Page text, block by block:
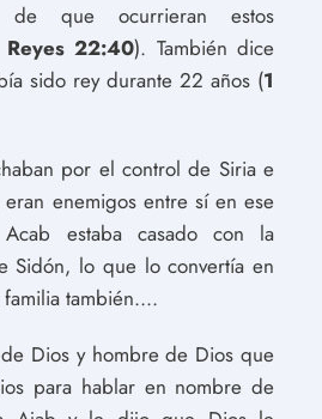
que ocurrieran estos
Reyes 22:40). También dice
sido rey durante 22 años (1
por el control de Siria e
enemigos entre sí en ese
estaba casado con la
Sidón, lo que lo convertía en
también....
Dios y hombre de Dios que
para hablar en nombre de